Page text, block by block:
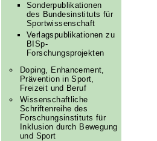
Sonderpublikationen
des Bundesinstituts für
Sportwissenschaft
Verlagspublikationen zu
BISp-
Forschungsprojekten
Doping, Enhancement,
Prävention in Sport,
Freizeit und Beruf
Wissenschaftliche
Schriftenreihe des
Forschungsinstituts für
Inklusion durch Bewegung
und Sport